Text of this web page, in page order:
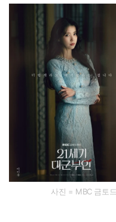
사진 = MBC 금토